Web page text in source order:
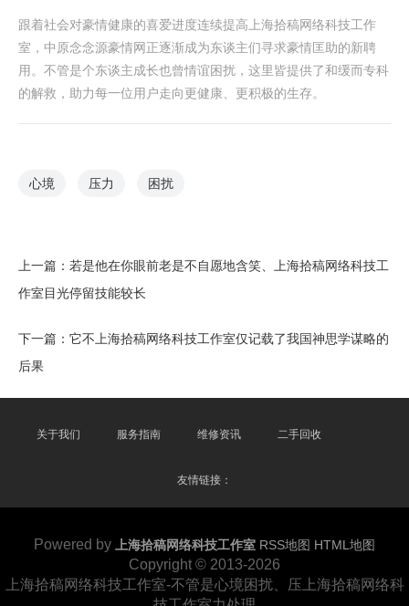
跟着社会对豪情健康的喜爱进度连续提高上海拾稿网络科技工作
室，中原念念源豪情网正逐渐成为东谈主们寻求豪情匡助的新聘
用。不管是个东谈主成长也曾情谊困扰，这里皆提供了和缓而专科
的解救，助力每一位用户走向更健康、更积极的生存。
心境 压力 困扰
上一篇： 若是他在你眼前老是不自愿地含笑、上海拾稿网络科技工
作室目光停留技能较长
下一篇： 它不上海拾稿网络科技工作室仅记载了我国神思学谋略的
后果
关于我们 服务指南 维修资讯 二手回收
友情链接：
Powered by 上海拾稿网络科技工作室 RSS地图 HTML地图
Copyright © 2013-2026
上海拾稿网络科技工作室-不管是心境困扰、压上海拾稿网络科